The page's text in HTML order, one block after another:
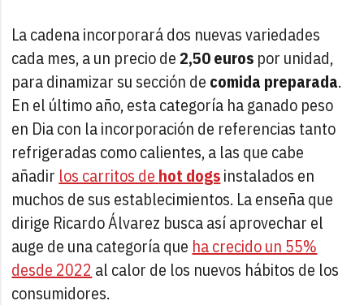
La cadena incorporará dos nuevas variedades
cada mes, a un precio de2,50 euros por unidad,
para dinamizar su sección de comida preparada.
En el último año, esta categoría ha ganado peso
en Dia con la incorporación de referencias tanto
refrigeradas como calientes, a las que cabe
añadir los carritos de hot dogsinstalados en
muchos de sus establecimientos. La enseña que
dirige Ricardo Álvarez busca así aprovechar el
auge de una categoría que ha crecido un 55%
desde 2022 al calor de los nuevos hábitos de los
consumidores.